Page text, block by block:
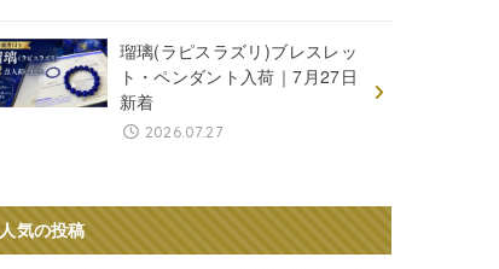
瑠璃(ラピスラズリ)ブレスレッ
ト・ペンダント入荷｜7月27日
新着
2026.07.27
人気の投稿